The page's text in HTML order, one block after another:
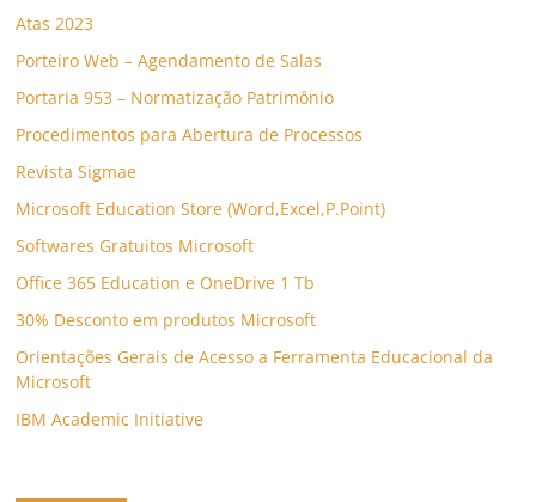
Atas 2023
Porteiro Web – Agendamento de Salas
Portaria 953 – Normatização Patrimônio
Procedimentos para Abertura de Processos
Revista Sigmae
Microsoft Education Store (Word,Excel,P.Point)
Softwares Gratuitos Microsoft
Office 365 Education e OneDrive 1 Tb
30% Desconto em produtos Microsoft
Orientações Gerais de Acesso a Ferramenta Educacional da
Microsoft
IBM Academic Initiative